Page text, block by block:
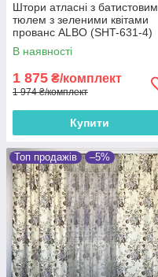
Штори атласні з батистовим
тюлем з зеленими квітами
прованс ALBO (SHT-631-4)
В наявності
1 875 ₴/комплект
1 974 ₴/комплект
Купити
Топ продажів –5%